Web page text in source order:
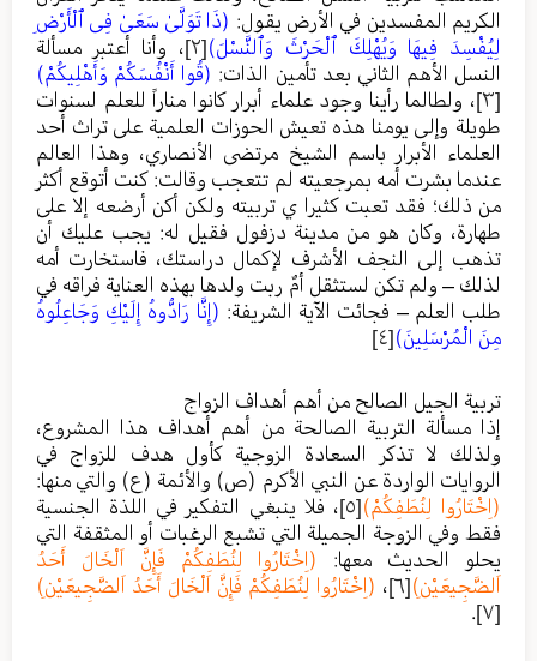
الكريم المفسدين في الأرض يقول: (ذَا تَوَلَّىٰ سَعَىٰ فِى ٱلْأَرْضِ
لِيُفْسِدَ فِيهَا وَيُهْلِكَ ٱلْحَرْثَ وَٱلنَّسْلَ)[٢]
، وأنا أعتبر مسألة
النسل الأهم الثاني بعد تأمين الذات: (قُوا أَنْفُسَكُمْ وَأَهْلِيكُمْ)
[٣]
، ولطالما رأينا وجود علماء أبرار كانوا مناراً للعلم لسنوات
طويلة وإلى يومنا هذه تعيش الحوزات العلمية على تراث أحد
العلماء الأبرار باسم الشيخ مرتضى الأنصاري، وهذا العالم
عندما بشرت أمه بمرجعيته لم تتعجب وقالت: كنت أتوقع أكثر
من ذلك؛ فقد تعبت كثيرا ي تربيته ولكن أكن أرضعه إلا على
طهارة، وكان هو من مدينة دزفول فقيل له: يجب عليك أن
تذهب إلى النجف الأشرف لإكمال دراستك، فاستخارت أمه
لذلك – ولم تكن لستثقل أمٌ ربت ولدها بهذه العناية فراقه في
طلب العلم – فجائت الآية الشريفة: (إِنَّا رَادُّوهُ إِلَيْكِ وَجَاعِلُوهُ
مِنَ الْمُرْسَلِينَ)[٤]
تربية الجيل الصالح من أهم أهداف الزواج
إذا مسألة التربية الصالحة من أهم أهداف هذا المشروع،
ولذلك لا تذكر السعادة الزوجية كأول هدف للزواج في
الروايات الواردة عن النبي الأكرم (ص) والأئمة (ع) والتي منها:
(اِخْتَارُوا لِنُطَفِكُمْ)[٥]
، فلا ينبغي التفكير في اللذة الجنسية
فقط وفي الزوجة الجميلة التي تشبع الرغبات أو المثقفة التي
يحلو الحديث معها:
(اِخْتَارُوا لِنُطَفِكُمْ فَإِنَّ اَلْخَالَ أَحَدُ
اَلضَّجِيعَيْنِ)[٦] ، (اِخْتَارُوا لِنُطَفِكُمْ فَإِنَّ اَلْخَالَ أَحَدُ اَلضَّجِيعَيْنِ)
[٧]
.